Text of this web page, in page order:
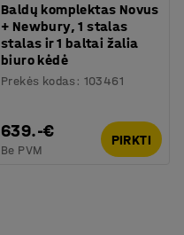
Baldų komplektas Novus
+ Newbury, 1 stalas
stalas ir 1 baltai žalia
biuro kėdė
Prekės kodas : 103461
639.-€
Be PVM
PIRKTI